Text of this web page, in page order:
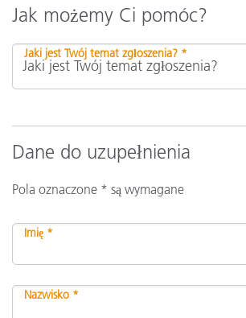
Jak możemy Ci pomóc?
Jaki jest Twój temat zgłoszenia? *
Dane do uzupełnienia
Pola oznaczone * są wymagane
Imię *
Nazwisko *